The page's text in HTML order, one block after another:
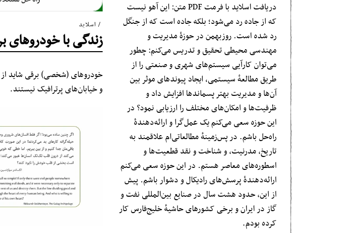
اسلاید
زندگی با خودروهای
خودروهای (شخصی) برقی شاید از
و خیابان‌های پرترافیک نیستند.
دریافت اسلاید با فرمت PDF متن: این آهو نیست
که از جاده رد می‌شود؛ بلکه جاده است که از جنگل
رد شده است. روزبهمن در حوزهٔ مدیریت و
مهندسی محیطی تحقیق و تدریس می‌کنم: چطور
می‌توان کارآیی سیستم‌های شهری و صنعتی را از
طریق مطالعهٔ سیستمی، ایجاد پیوندهای موثر بین
آن‌ها و مدیریت بهتر پسماندها افزایش داد و
ظرفیت‌ها و امکان‌های مختلف را ارزیابی نمود؟ در
این حوزه سعی می‌کنم یک عمل‌گرا و ارائه‌دهندهٔ
راه‌حل باشم. در پس‌زمینهٔ مطالعاتی‌ام علاقمند به
تاریخ، مدرنیت، و شناخت و نقد قطعیت‌ها و
اسطوره‌های معاصر هستم. در این حوزه سعی می‌کنم
ارائه‌دهندهٔ پرسش‌های رادیکال و دشوار باشم. پیش
از این، حدود هشت سال در صنایع بین‌المللی نفت و
گاز در ایران و برخی کشورهای حاشیهٔ خلیج‌فارس کار
کرده بودم.